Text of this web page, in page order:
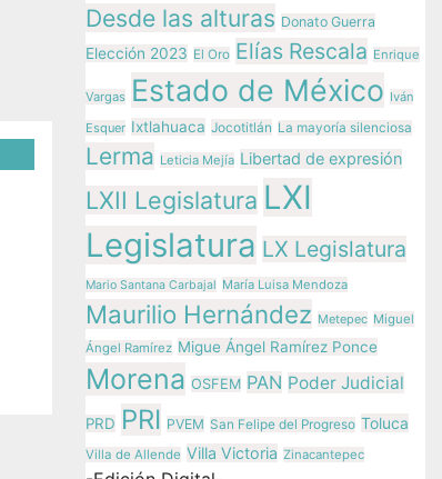
Desde las alturas Donato Guerra
Elección 2023 El Oro Elías Rescala Enrique
Vargas Estado de México Iván
Esquer Ixtlahuaca Jocotitlán La mayoría silenciosa
Lerma Leticia Mejía Libertad de expresión
LXII Legislatura LXI
Legislatura LX Legislatura
Mario Santana Carbajal María Luisa Mendoza
Maurilio Hernández Metepec Miguel
Ángel Ramírez Migue Ángel Ramírez Ponce
Morena OSFEM PAN Poder Judicial
PRD PRI PVEM San Felipe del Progreso Toluca
Villa de Allende Villa Victoria Zinacantepec